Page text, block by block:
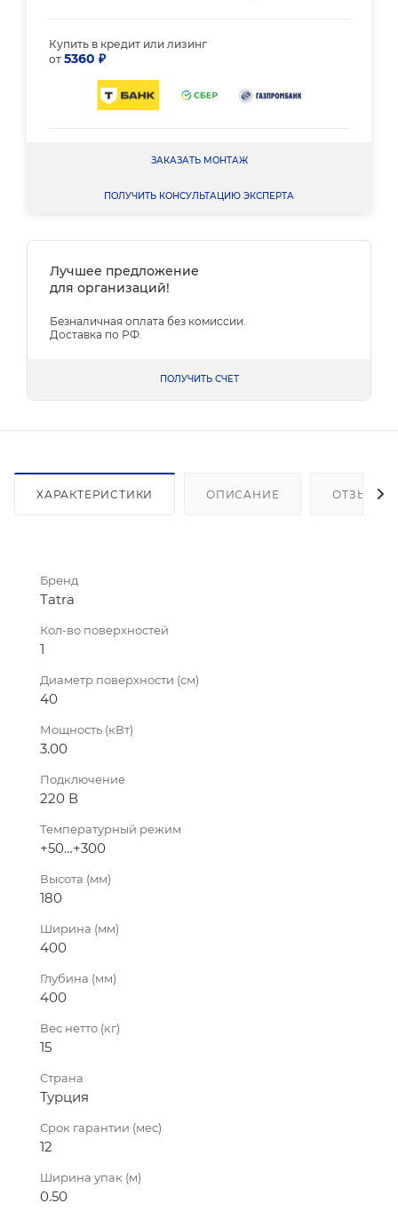
Купить в кредит или лизинг
от 5360 ₽
ЗАКАЗАТЬ МОНТАЖ
ПОЛУЧИТЬ КОНСУЛЬТАЦИЮ ЭКСПЕРТА
Лучшее предложение
для организаций!
Безналичная оплата без комиссии.
Доставка по РФ.
ПОЛУЧИТЬ СЧЕТ
ХАРАКТЕРИСТИКИ ОПИСАНИЕ ОТЗЫВЫ
Бренд
Tatra
Кол-во поверхностей
1
Диаметр поверхности (см)
40
Мощность (кВт)
3.00
Подключение
220 В
Температурный режим
+50…+300
Высота (мм)
180
Ширина (мм)
400
Глубина (мм)
400
Вес нетто (кг)
15
Страна
Турция
Срок гарантии (мес)
12
Ширина упак (м)
0.50